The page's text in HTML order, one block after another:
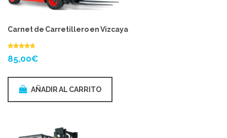
Carnet de Carretillero en Vizcaya
85,00€
AÑADIR AL CARRITO